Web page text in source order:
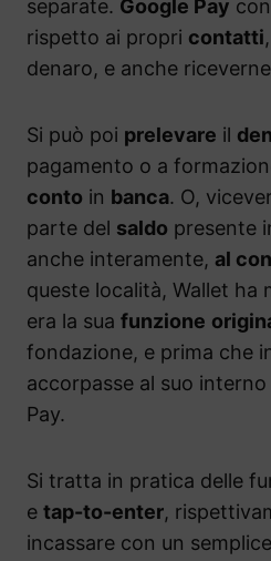
separate. Google Pay
rispetto ai propri contatti
denaro, e anche
Si può poi prelevare il
pagamento o a
conto in banca. O,
parte del saldo presente
anche interamente, al
queste località, Wallet ha
era la sua funzione
fondazione, e prima che
accorpasse al suo
Pay.
Si tratta in pratica delle
e tap-to-enter,
incassare con un